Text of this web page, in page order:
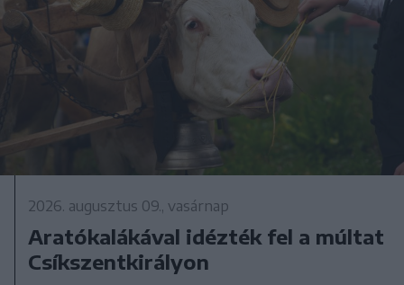
2026. augusztus 09., vasárnap
Aratókalákával idézték fel a múltat
Csíkszentkirályon